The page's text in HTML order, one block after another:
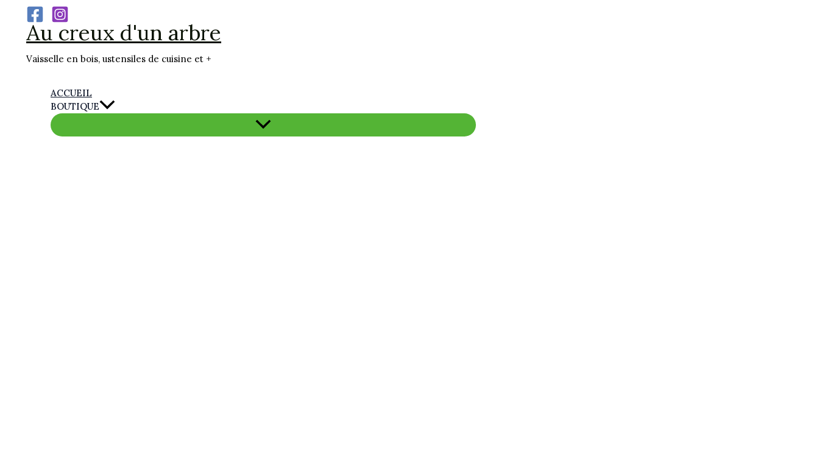
contenu
Au creux d'un arbre
Vaisselle en bois, ustensiles de cuisine et +
ACCUEIL
BOUTIQUE